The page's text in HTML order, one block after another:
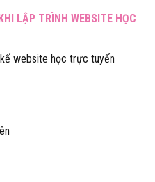
LẬP TRÌNH WEBSITE HỌC
website học trực tuyến